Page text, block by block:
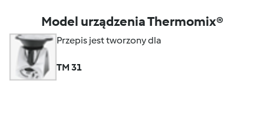
Model urządzenia Thermomix®
Przepis jest tworzony dla
TM 31